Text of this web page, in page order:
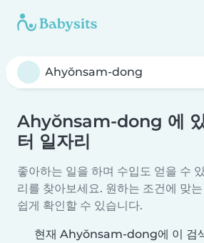
Ahyŏnsam-dong 에 있
터 일자리
좋아하는 일을 하며 수입도 얻을 수
리를 찾아보세요. 원하는 조건에 맞
쉽게 확인할 수 있습니다.
현재 Ahyŏnsam-dong에 이 검